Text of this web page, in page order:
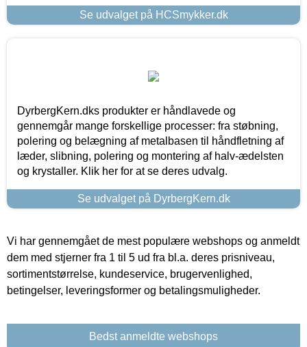
Se udvalget på HCSmykker.dk
DyrbergKern.dks produkter er håndlavede og
gennemgår mange forskellige processer: fra støbning,
polering og belægning af metalbasen til håndfletning af
læder, slibning, polering og montering af halv-ædelsten
og krystaller. Klik her for at se deres udvalg.
Se udvalget på DyrbergKern.dk
Vi har gennemgået de mest populære webshops og anmeldt
dem med stjerner fra 1 til 5 ud fra bl.a. deres prisniveau,
sortimentstørrelse, kundeservice, brugervenlighed,
betingelser, leveringsformer og betalingsmuligheder.
Bedst anmeldte webshops